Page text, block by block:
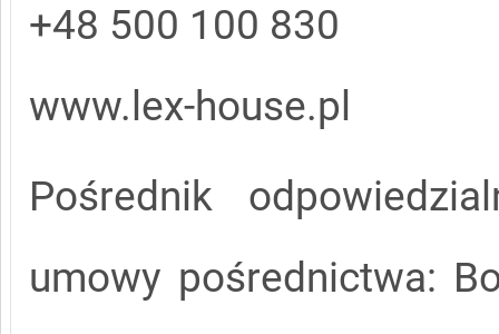
+48 500 100 830
www.lex-house.pl
Pośrednik
umowy pośrednictwa: